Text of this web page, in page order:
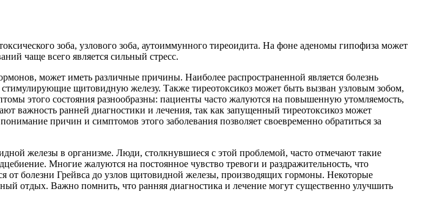
зоба, узлового зоба, аутоиммунного тиреоидита. На фоне аденомы гипофиза может
чаще всего является сильный стресс.
может иметь различные причины. Наиболее распространенной является болезнь
щитовидную железу. Также тиреотоксикоз может быть вызван узловым зобом,
этого состояния разнообразны: пациенты часто жалуются на повышенную утомляемость,
важность ранней диагностики и лечения, так как запущенный тиреотоксикоз может
причин и симптомов этого заболевания позволяет своевременно обратиться за
железы в организме. Люди, столкнувшиеся с этой проблемой, часто отмечают такие
Многие жалуются на постоянное чувство тревоги и раздражительность, что
от болезни Грейвса до узлов щитовидной железы, производящих гормоны. Некоторые
отдых. Важно помнить, что ранняя диагностика и лечение могут существенно улучшить